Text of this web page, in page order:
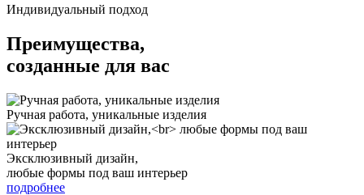
Индивидуальный подход
Преимущества,
созданные для вас
Ручная работа, уникальные изделия
Эксклюзивный дизайн,
любые формы под ваш интерьер
подробнее